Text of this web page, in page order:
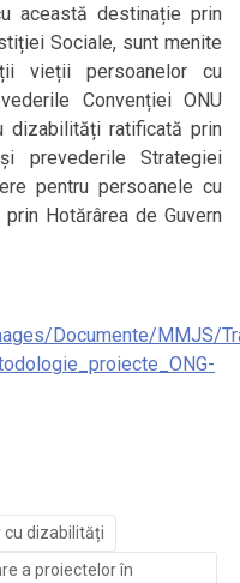
această destinație prin
Sociale, sunt menite
vieții persoanelor cu
Convenției ONU
dizabilități ratificată prin
prevederile Strategiei
pentru persoanele cu
Hotărârea de Guvern
Documente/MMJS/
dizabilități
a proiectelor în